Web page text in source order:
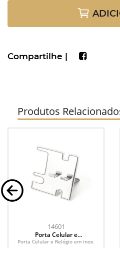
Compartilhe |
Produtos
14601
Porta Celular e
Relógio em inox
Porta Celular e Relógio em inox.